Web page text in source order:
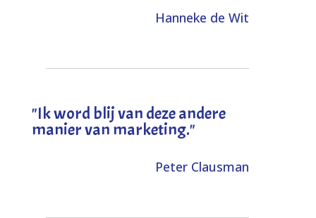
Hanneke de Wit
"Ik word blij van deze andere
manier van marketing."
Peter Clausman